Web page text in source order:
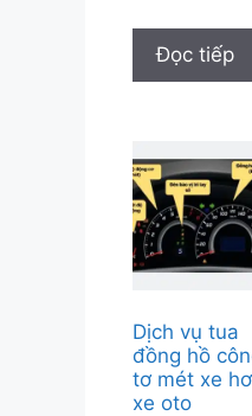
Đọc tiếp
Dịch vụ tua
đồng hồ
tơ mét xe
xe oto